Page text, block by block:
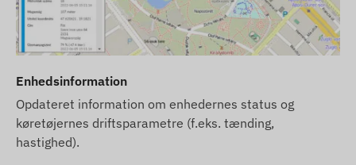
Enhedsinformation
Opdateret information om enhedernes status og
køretøjernes driftsparametre (f.eks. tænding,
hastighed).